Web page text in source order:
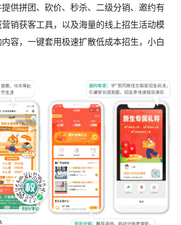
供拼团、砍价、秒杀、二级分销、邀约有
销获客工具，以及海量的线上招生活动模
容，一键套用极速扩散低成本招生，小白